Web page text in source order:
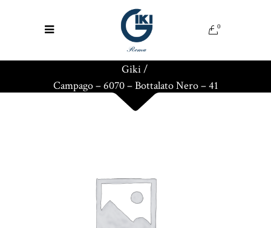
0
Giki/
Campago – 6070 – Bottalato Nero – 41